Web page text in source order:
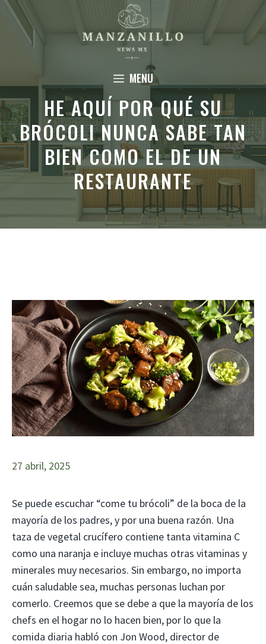
Saltar
contenido
MENU
HE AQUÍ POR QUÉ SU
BRÓCOLI NUNCA SABE TAN
BIEN COMO EL DE UN
RESTAURANTE
27 abril, 2025
Se puede escuchar “come tu brócoli” de la boca de la
mayoría de los padres, y por una buena razón. Una
taza de vegetal crucífero contiene tanta vitamina C
como una naranja e incluye muchas otras vitaminas y
minerales muy necesarios. Sin embargo, no importa
cuán saludable sea, muchas personas luchan por
comerlo. Creemos que se debe a que la mayoría de los
chefs en el hogar no lo hacen bien, por lo que la
comida diaria habló con Jon Wood, director de